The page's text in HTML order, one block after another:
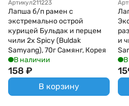
Артикул211223
Лапша б/п рамен с
экстремально острой
курицей Бульдак и перцем
чили 2х Spicy (Buldak
Samyang), 70г Самянг, Корея
В наличии
158 ₽
В корзину
и
В